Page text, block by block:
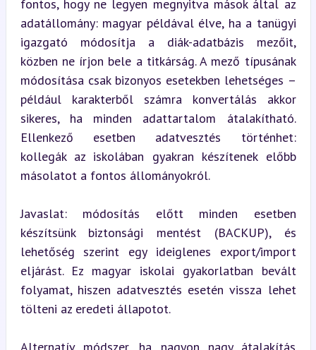
fontos, hogy ne legyen megnyitva mások által az
adatállomány: magyar példával élve, ha a tanügyi
igazgató módosítja a diák-adatbázis mezőit,
közben ne írjon bele a titkárság. A mező típusának
módosítása csak bizonyos esetekben lehetséges –
például karakterből számra konvertálás akkor
sikeres, ha minden adattartalom átalakítható.
Ellenkező esetben adatvesztés történhet:
kollegák az iskolában gyakran készítenek előbb
másolatot a fontos állományokról.
Javaslat: módosítás előtt minden esetben
készítsünk biztonsági mentést (BACKUP), és
lehetőség szerint egy ideiglenes export/import
eljárást. Ez magyar iskolai gyakorlatban bevált
folyamat, hiszen adatvesztés esetén vissza lehet
tölteni az eredeti állapotot.